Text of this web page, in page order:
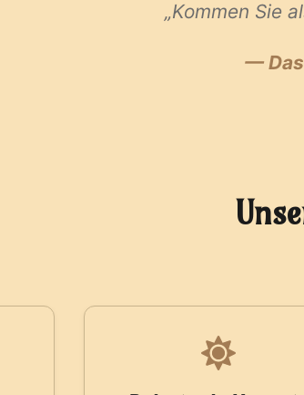
„Kommen Sie
— Das